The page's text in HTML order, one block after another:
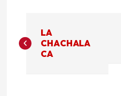
a
LA
CHACHALA
CA